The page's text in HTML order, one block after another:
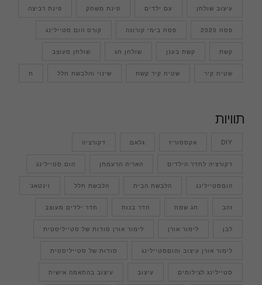
עיצוב שולחן עם ילדים פינת משחק פינת רביצה
פסח 2020 פסח בימי קורונה קורס הום סטיילינג
קשת קשת בענן שולחן חג שולחן מעוצב
שטיח קיר שטיח קיר קשת שינוי והלבשת חלל ת
תוויות
DIY אקססוריז גלאם דקורציה
דקורציה לחדר הילדים האריה הרעמתן הום סטיילינג
הוםסטיילינג הלבשת הבית הלבשת חלל וינטאג'
זהב חג שמח חדר בנות חדר ילדים מעוצב
לבן לימור אורן לימור אורן סודות של סטייליסטית
לימור אורן עיצוב והוםסטיילינג סודות של סטייליסטית
סטיילינג לצילומים עיצוב עיצוב בהתאמה אישית